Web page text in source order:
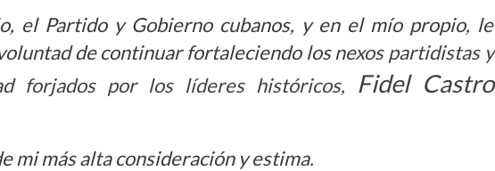
el Partido y Gobierno cubanos, y en el mío propio, le
de continuar fortaleciendo losnexos partidistas y
forjados por los líderes históricos, Fidel Castro
mi más alta consideración y estima.